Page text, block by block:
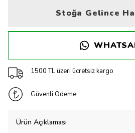
Stoğa Gelince
1500 TL üzeri ücretsiz kargo
Güvenli Ödeme
Ürün Açıklaması